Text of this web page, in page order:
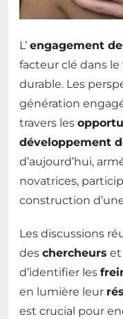
L’ engagement
facteur clé dans
durable. Les
génération
travers les
développement
d’aujourd’hui,
novatrices,
construction
Les discussions
des chercheurs et
d’identifier les
en lumière leur
est crucial pour